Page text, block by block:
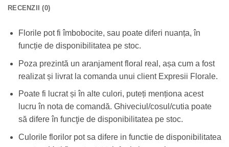
RECENZII (0)
Florile pot fi îmbobocite, sau poate diferi nuanța, în
funcție de disponibilitatea pe stoc.
Poza prezintă un aranjament floral real, așa cum a fost
realizat și livrat la comanda unui client Expresii Florale.
Poate fi lucrat și în alte culori, puteți menționa acest
lucru în nota de comandă. Ghiveciul/cosul/cutia poate
să difere în funcţie de disponibilitatea pe stoc.
Culorile florilor pot sa difere in functie de disponibilitatea